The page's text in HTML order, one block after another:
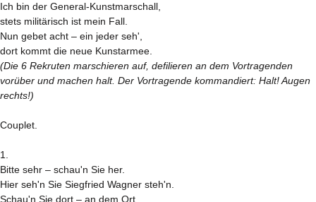
Ich bin der General-Kunstmarschall,
stets militärisch ist mein Fall.
Nun gebet acht – ein jeder seh',
dort kommt die neue Kunstarmee.
(Die 6 Rekruten marschieren auf, defilieren an dem Vortragenden
vorüber und machen halt. Der Vortragende kommandiert: Halt! Augen
rechts!)
Couplet.
1.
Bitte sehr – schau'n Sie her.
Hier seh'n Sie Siegfried Wagner steh'n.
Schau'n Sie dort – an dem Ort